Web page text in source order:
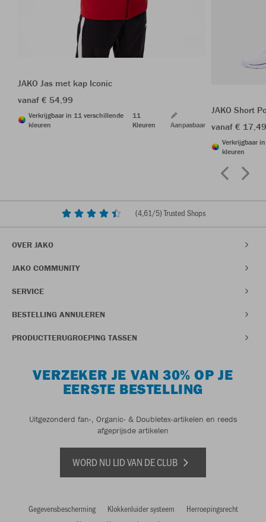
JAKO Jas met kap Iconic
vanaf € 54,99
Verkrijgbaar in 11 verschillende
kleuren
11
Kleuren
Aanpasbaar
JAKO Short
vanaf €
Verkrijgbaar
kleuren
(4,61/5) Trusted Shops
OVER JAKO
JAKO COMMUNITY
SERVICE
BESTELLING ANNULEREN
PRODUCTTERUGROEPING TASSEN
VERZEKER JE VAN 30% OP JE
EERSTE BESTELLING
Uitgezonderd fan-, Organic- & Doubletex-artikelen en reeds
afgeprijsde artikelen
WORD NU LID VAN DE CLUB
Gegevensbescherming Klokkenluider systeem
Herroepingsrecht